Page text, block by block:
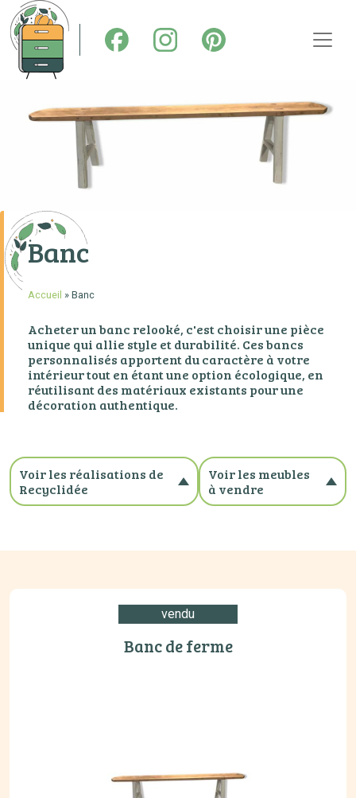
ACCUEIL
RELOOKING DE MEUBLES
TOUT SUR LA CUISINE
STOCK & INSPIRATIONS
SHOWROOM
CONTACT
Banc
Accueil » Banc
Acheter un banc relooké, c'est choisir une pièce
unique qui allie style et durabilité. Ces bancs
personnalisés apportent du caractère à votre
intérieur tout en étant une option écologique, en
réutilisant des matériaux existants pour une
décoration authentique.
Voir les réalisations de
Recyclidée
Voir les meubles
à vendre
no_category
vendu
Banc de ferme